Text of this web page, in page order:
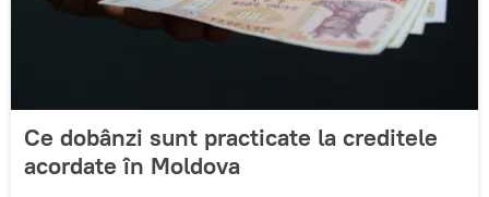
Ce dobânzi sunt practicate la creditele
acordate în Moldova